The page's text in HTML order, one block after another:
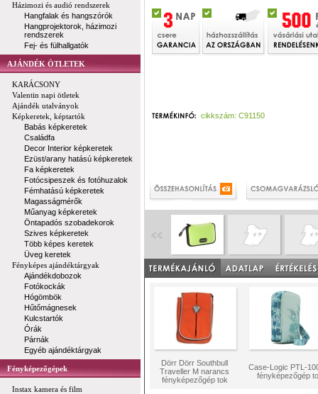
Házimozi és audió rendszerek
Hangfalak és hangszórók
Hangprojektorok, házimozi
rendszerek
Fej- és fülhallgatók
AJÁNDÉK ÖTLETEK
KARÁCSONY
Valentin napi ötletek
Ajándék utalványok
Képkeretek, képtartók
Babás képkeretek
Családfa
Decor Interior képkeretek
Ezüst/arany hatású képkeretek
Fa képkeretek
Fotócsipeszek és fotóhuzalok
Fémhatású képkeretek
Magasságmérők
Műanyag képkeretek
Öntapadós szobadekorok
Szives képkeretek
Több képes keretek
Üveg keretek
Fényképes ajándéktárgyak
Ajándékdobozok
Fotókockák
Hógömbök
Hűtőmágnesek
Kulcstartók
Órák
Párnák
Egyéb ajándéktárgyak
Fényképezőgépek
Instax kamera és film
cikkszám: C91150
Dörr Dörr Southbull
Traveller M narancs
fényképezőgép tok
Case-Logic PTL-
fényképezőgép